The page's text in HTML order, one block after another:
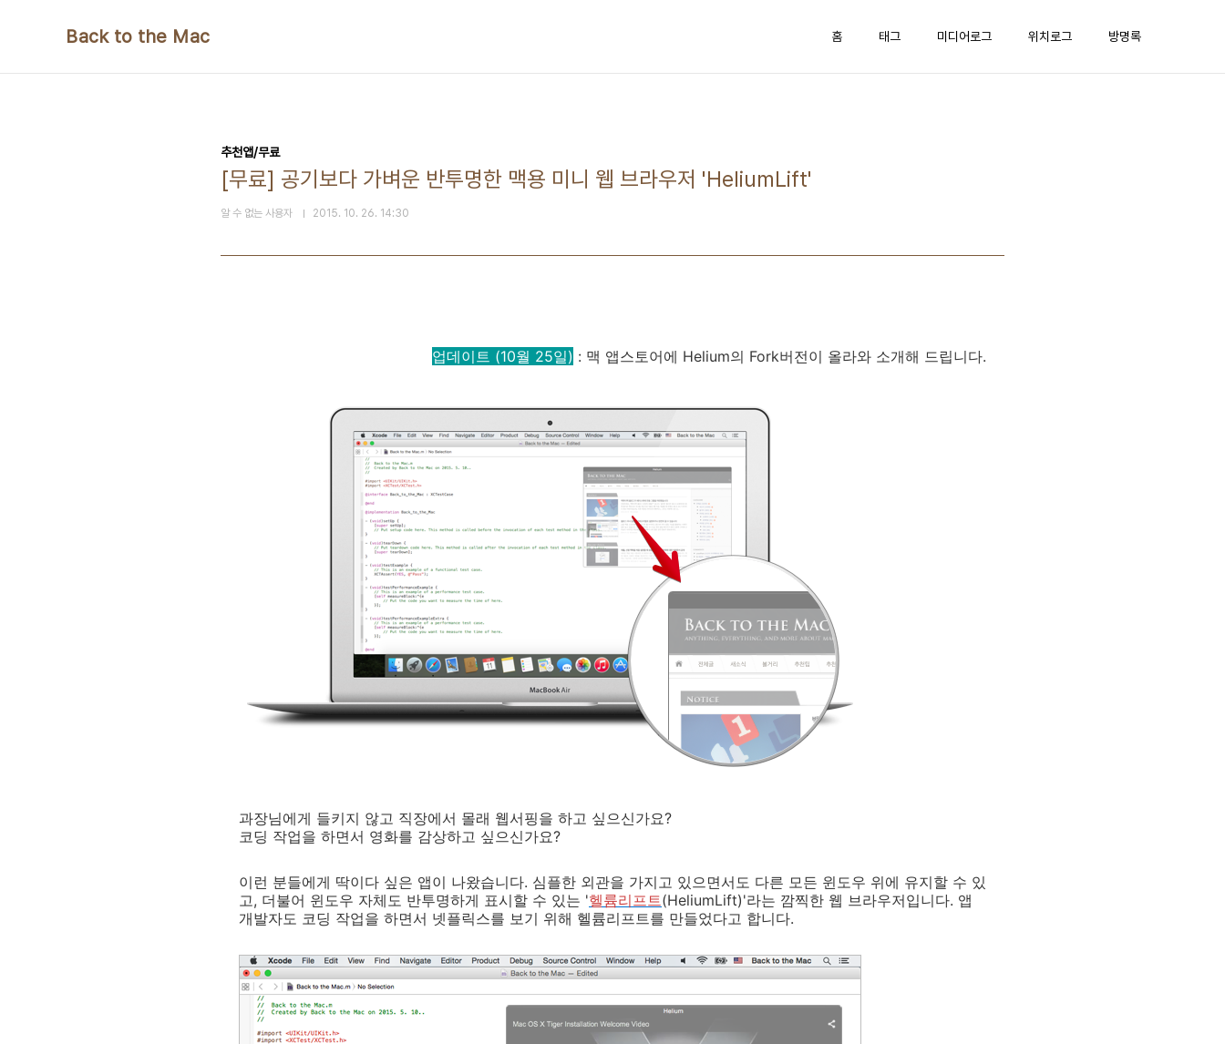
Back to the Mac 홈 태그 미디어로그 위치로그 방명록
추천앱/무료
[무료] 공기보다 가벼운 반투명한 맥용 미니 웹 브라우저 'HeliumLift'
알 수 없는 사용자 2015. 10. 26. 14:30
업데이트 (10월 25일) : 맥 앱스토어에 Helium의 Fork버전이 올라와 소개해 드립니다.
과장님에게 들키지 않고 직장에서 몰래 웹서핑을 하고 싶으신가요?
코딩 작업을 하면서 영화를 감상하고 싶으신가요?
이런 분들에게 딱이다 싶은 앱이 나왔습니다. 심플한 외관을 가지고 있으면서도 다른 모든 윈도우 위에 유지할 수 있
고, 더불어 윈도우 자체도 반투명하게 표시할 수 있는 '헬륨리프트(HeliumLift)'라는 깜찍한 웹 브라우저입니다. 앱
개발자도 코딩 작업을 하면서 넷플릭스를 보기 위해 헬륨리프트를 만들었다고 합니다.